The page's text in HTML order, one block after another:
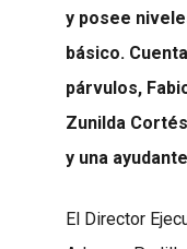
y posee
básico.
párvulos,
Zunilda
y una
El Director